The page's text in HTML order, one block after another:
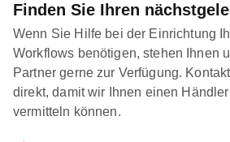
Finden Sie Ihren
Wenn Sie Hilfe bei der Einrichtung
Workflows benötigen, stehen Ihnen
Partner gerne zur Verfügung.
direkt, damit wir Ihnen einen
vermitteln können.